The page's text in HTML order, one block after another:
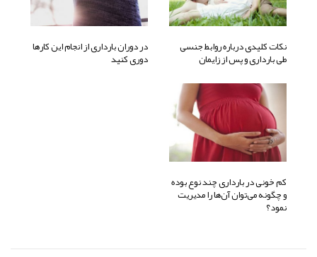
نکات کلیدی درباره روابط جنسی
طی بارداری و پس از زایمان
در دوران بارداری از انجام این کارها
دوری کنید
کم خونی در بارداری چند نوع بوده
و چگونه می‌توان آن‌ها را مدیریت
نمود؟